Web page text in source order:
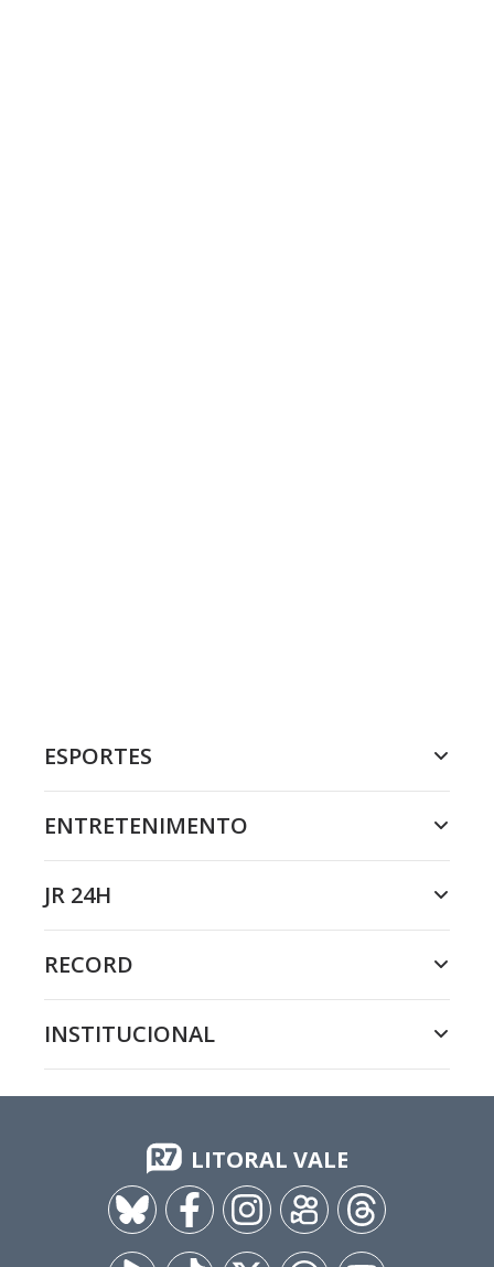
ESPORTES
ENTRETENIMENTO
JR 24H
RECORD
INSTITUCIONAL
LITORAL VALE